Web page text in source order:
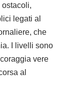
ostacoli,
legati al
che
I livelli sono
vere
al